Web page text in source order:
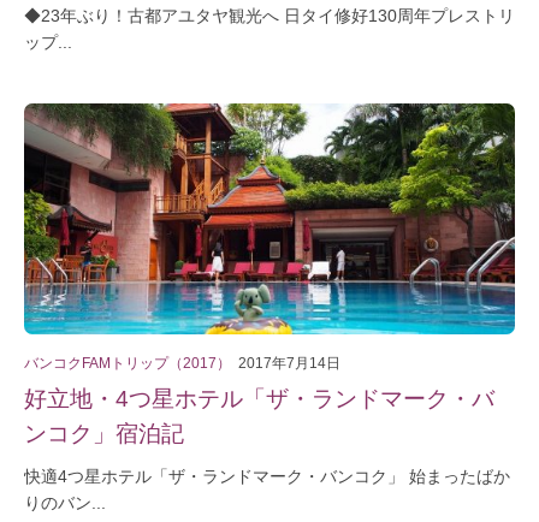
◆23年ぶり！古都アユタヤ観光へ 日タイ修好130周年プレストリ
ップ...
バンコクFAMトリップ（2017） 2017年7月14日
好立地・4つ星ホテル「ザ・ランドマーク・バ
ンコク」宿泊記
快適4つ星ホテル「ザ・ランドマーク・バンコク」 始まったばか
りのバン...